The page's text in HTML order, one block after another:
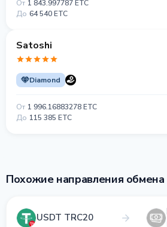
От 1 843.997787 ETC
До 64 540 ETC
Satoshi
Diamond
От 1 996.16883278 ETC
До 115 385 ETC
Похожие направления обмена
USDT TRC20